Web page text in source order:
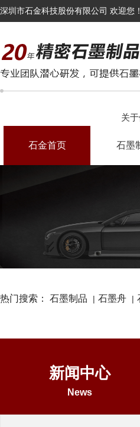
深圳市石金科技股份有限公司 欢迎您！
关
石金首页 石墨
热门搜索： 石墨制品 | 石墨舟 |
新闻中心
News